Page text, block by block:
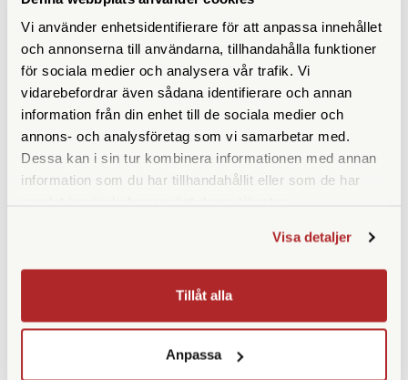
Vi använder enhetsidentifierare för att anpassa innehållet
och annonserna till användarna, tillhandahålla funktioner
för sociala medier och analysera vår trafik. Vi
vidarebefordrar även sådana identifierare och annan
information från din enhet till de sociala medier och
annons- och analysföretag som vi samarbetar med.
Dessa kan i sin tur kombinera informationen med annan
information som du har tillhandahållit eller som de har
Visa detaljer
Tillåt alla
Anpassa
Kodak
Kodak EKTAR H35 Startkit
Finns i lager
890 SEK
Kodak
Kodak EKTAR H35 Startkit
Sand
Finns i lager
890 SEK
LÄS MER
ANDRA KÖPTE ÄVEN